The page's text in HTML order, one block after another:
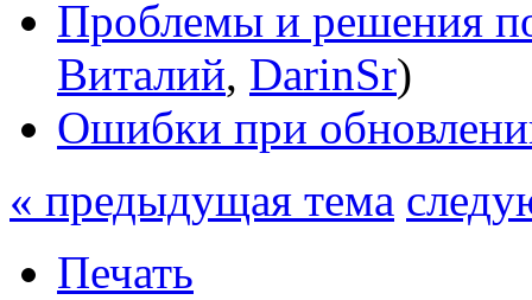
Проблемы и решения
Виталий, DarinSr)
Ошибки при
« предыдущая тема
Печать